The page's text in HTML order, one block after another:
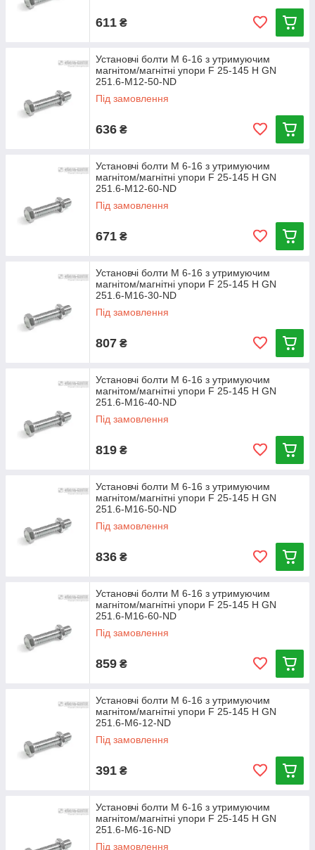
611 ₴
Установчі болти М 6-16 з утримуючим
магнітом/магнітні упори F 25-145 Н GN
251.6-M12-50-ND
Під замовлення
636 ₴
Установчі болти М 6-16 з утримуючим
магнітом/магнітні упори F 25-145 Н GN
251.6-M12-60-ND
Під замовлення
671 ₴
Установчі болти М 6-16 з утримуючим
магнітом/магнітні упори F 25-145 Н GN
251.6-M16-30-ND
Під замовлення
807 ₴
Установчі болти М 6-16 з утримуючим
магнітом/магнітні упори F 25-145 Н GN
251.6-M16-40-ND
Під замовлення
819 ₴
Установчі болти М 6-16 з утримуючим
магнітом/магнітні упори F 25-145 Н GN
251.6-M16-50-ND
Під замовлення
836 ₴
Установчі болти М 6-16 з утримуючим
магнітом/магнітні упори F 25-145 Н GN
251.6-M16-60-ND
Під замовлення
859 ₴
Установчі болти М 6-16 з утримуючим
магнітом/магнітні упори F 25-145 Н GN
251.6-M6-12-ND
Під замовлення
391 ₴
Установчі болти М 6-16 з утримуючим
магнітом/магнітні упори F 25-145 Н GN
251.6-M6-16-ND
Під замовлення